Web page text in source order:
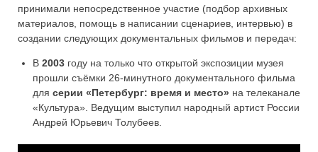
принимали непосредственное участие (подбор архивных
материалов, помощь в написании сценариев, интервью) в
создании следующих документальных фильмов и передач:
В 2003 году на только что открытой экспозиции музея
прошли съёмки 26-минутного документального фильма
для серии «Петербург: время и место» на телеканале
«Культура». Ведущим выступил народный артист России
Андрей Юрьевич Толубеев.